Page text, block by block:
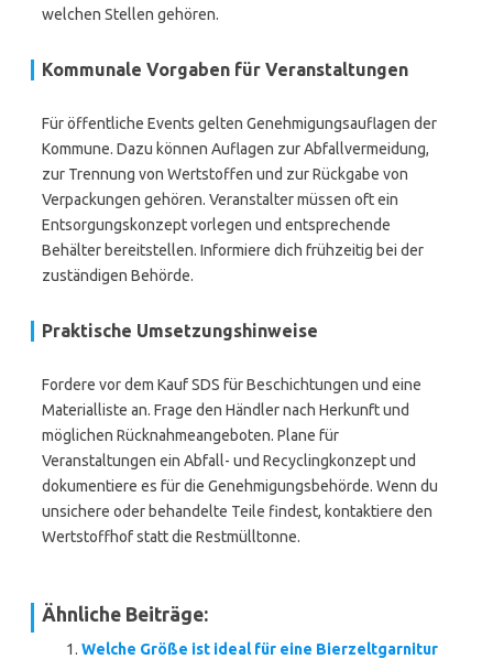
welchen Stellen gehören.
Kommunale Vorgaben für Veranstaltungen
Für öffentliche Events gelten Genehmigungsauflagen der
Kommune. Dazu können Auflagen zur Abfallvermeidung,
zur Trennung von Wertstoffen und zur Rückgabe von
Verpackungen gehören. Veranstalter müssen oft ein
Entsorgungskonzept vorlegen und entsprechende
Behälter bereitstellen. Informiere dich frühzeitig bei der
zuständigen Behörde.
Praktische Umsetzungshinweise
Fordere vor dem Kauf SDS für Beschichtungen und eine
Materialliste an. Frage den Händler nach Herkunft und
möglichen Rücknahmeangeboten. Plane für
Veranstaltungen ein Abfall- und Recyclingkonzept und
dokumentiere es für die Genehmigungsbehörde. Wenn du
unsichere oder behandelte Teile findest, kontaktiere den
Wertstoffhof statt die Restmülltonne.
Ähnliche Beiträge:
Welche Größe ist ideal für eine Bierzeltgarnitur